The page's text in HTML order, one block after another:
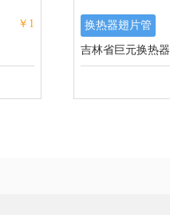
￥1 换热器翅片管
吉林省巨元换热器